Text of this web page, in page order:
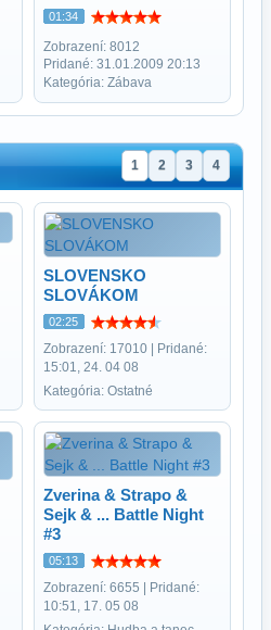
01:34
Zobrazení: 8012
Pridané: 31.01.2009 20:13
Kategória: Zábava
1 2 3 4
SLOVENSKO
SLOVÁKOM
02:25
Zobrazení: 17010 | Pridané:
15:01, 24. 04 08
Kategória: Ostatné
Zverina & Strapo &
Sejk & ... Battle Night
#3
05:13
Zobrazení: 6655 | Pridané:
10:51, 17. 05 08